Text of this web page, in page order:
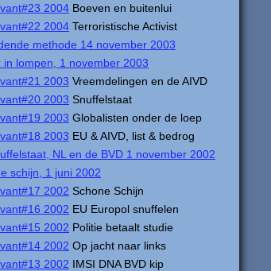
2004 Boeven en buitenlui
2004 Terroristische Activist
methode 14 november 2003
in lompen, 1 november 2003
2003 Vreemdelingen en de AIVD
2003 Snuffelstaat
2003 Globalisten onder de loep
2003 EU & AIVD, list & bedrog
NL en de BVD 1 november 2002
schijn, 1 juni 2002
2002 Schone Schijn
2002 EU Europol snuffelen
2002 Politie betaalt studie
2002 Op jacht naar links
2002 IMSI DNA BVD kip